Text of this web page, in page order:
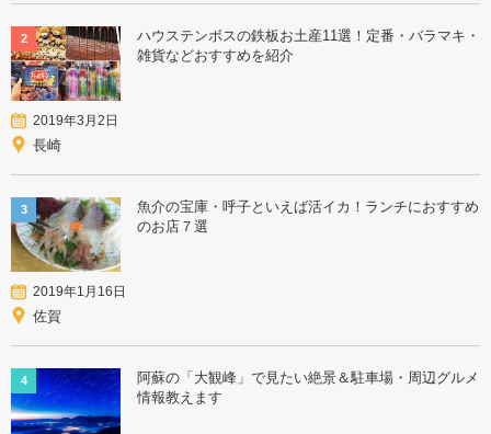
2
ハウステンボスの鉄板お土産11選！定番・バラマキ・
雑貨などおすすめを紹介
2019年3月2日
長崎
3
魚介の宝庫・呼子といえば活イカ！ランチにおすすめ
のお店７選
2019年1月16日
佐賀
4
阿蘇の「大観峰」で見たい絶景＆駐車場・周辺グルメ
情報教えます